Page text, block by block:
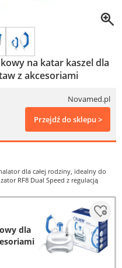
na katar kaszel dla
z akcesoriami
Novamed.pl
Przejdź do sklepu >
dla całej rodziny, idealny do
RF8 Dual Speed z regulacją
dla